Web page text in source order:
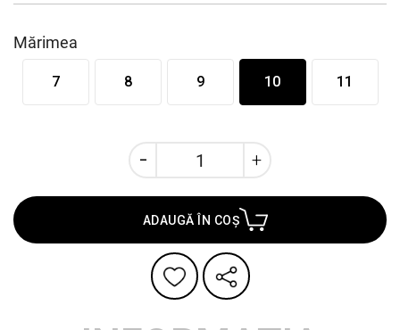
Mărimea
7 8 9 10 11
ADAUGĂ ÎN COȘ